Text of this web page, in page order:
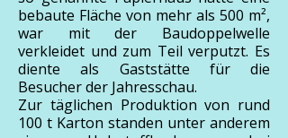
bebaute Fläche von mehr als 500 m²,
war mit der Baudoppelwelle
verkleidet und zum Teil verputzt. Es
diente als Gaststätte für die
Besucher der Jahresschau.
Zur täglichen Produktion von rund
100 t Karton standen unter anderem